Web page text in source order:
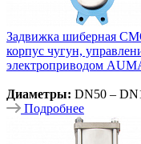
Задвижка шиберная
корпус чугун,
электроприводом
Диаметры: DN50 –
Подробнее